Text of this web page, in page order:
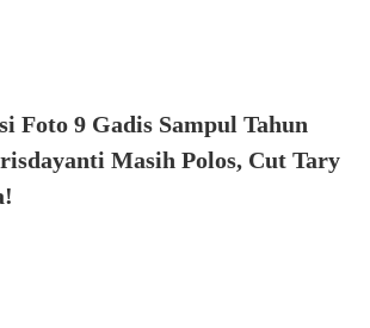
Foto 9 Gadis Sampul Tahun
Masih Polos, Cut Tary